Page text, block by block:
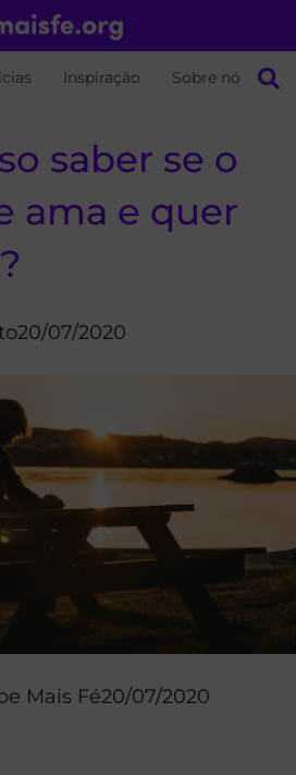
Inspiração Sobre nós
saber se o
ama e quer
20/07/2020
Mais Fé20/07/2020